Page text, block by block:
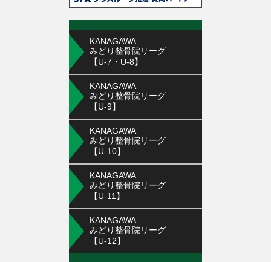
KANAGAWA
みどり整骨院リーグ
【U-7・U-8】
KANAGAWA
みどり整骨院リーグ
【U-9】
KANAGAWA
みどり整骨院リーグ
【U-10】
KANAGAWA
みどり整骨院リーグ
【U-11】
KANAGAWA
みどり整骨院リーグ
【U-12】